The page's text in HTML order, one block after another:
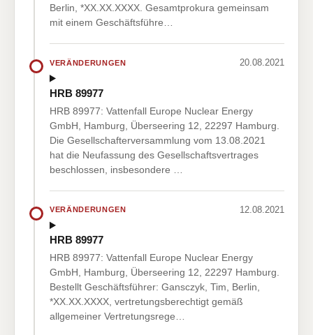
Berlin, *XX.XX.XXXX. Gesamtprokura gemeinsam
mit einem Geschäftsführe…
VERÄNDERUNGEN 20.08.2021
HRB 89977
HRB 89977: Vattenfall Europe Nuclear Energy
GmbH, Hamburg, Überseering 12, 22297 Hamburg.
Die Gesellschafterversammlung vom 13.08.2021
hat die Neufassung des Gesellschaftsvertrages
beschlossen, insbesondere …
VERÄNDERUNGEN 12.08.2021
HRB 89977
HRB 89977: Vattenfall Europe Nuclear Energy
GmbH, Hamburg, Überseering 12, 22297 Hamburg.
Bestellt Geschäftsführer: Gansczyk, Tim, Berlin,
*XX.XX.XXXX, vertretungsberechtigt gemäß
allgemeiner Vertretungsrege…